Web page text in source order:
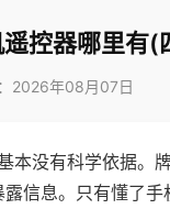
控器哪里有(
2026年08月07日
本没有科学依据。
信息。只有懂了手